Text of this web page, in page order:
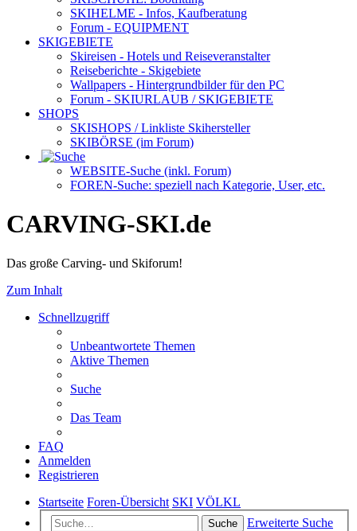
SKIHELME - Infos, Kaufberatung
Forum - EQUIPMENT
SKIGEBIETE
Skireisen - Hotels und Reiseveranstalter
Reiseberichte - Skigebiete
Wallpapers - Hintergrundbilder für den PC
Forum - SKIURLAUB / SKIGEBIETE
SHOPS
SKISHOPS / Linkliste Skihersteller
SKIBÖRSE (im Forum)
WEBSITE-Suche (inkl. Forum)
FOREN-Suche: speziell nach Kategorie, User, etc.
CARVING-SKI.de
Das große Carving- und Skiforum!
Zum Inhalt
Schnellzugriff
Unbeantwortete Themen
Aktive Themen
Suche
Das Team
FAQ
Anmelden
Registrieren
Startseite Foren-Übersicht SKI VÖLKL
Suche
Erweiterte Suche